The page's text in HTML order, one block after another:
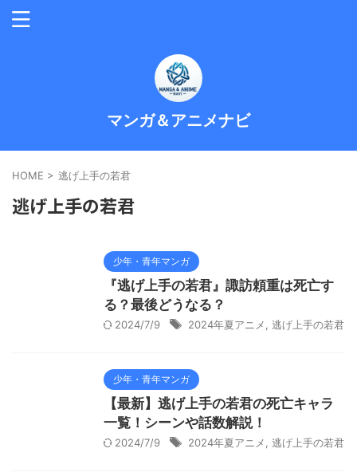
マンガ＆アニメナビ
HOME > 逃げ上手の若君
逃げ上手の若君
少年・青年マンガ
『逃げ上手の若君』諏訪頼重は死亡す
る？最後どうなる？
2024/7/9 2024年夏アニメ 逃げ上手の若君
少年・青年マンガ
【最新】逃げ上手の若君の死亡キャラ
一覧！シーンや話数解説！
2024/7/9 2024年夏アニメ 逃げ上手の若君